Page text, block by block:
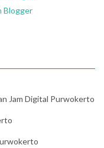
Jam Digital Purwokerto